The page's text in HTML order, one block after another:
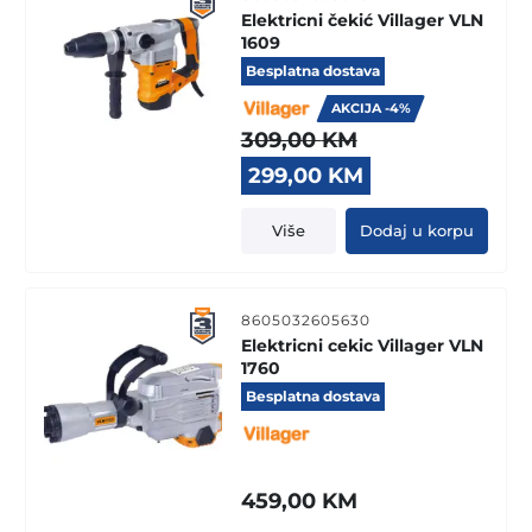
Elektricni čekić Villager VLN
1609
Besplatna dostava
AKCIJA -4%
309,00KM
Original
price
was:
309,00 KM.
299,00 KM
price
is:
299,00 KM.
Više Dodaj u korpu
8605032605630
Elektricni cekic Villager VLN
1760
Besplatna dostava
459,00 KM